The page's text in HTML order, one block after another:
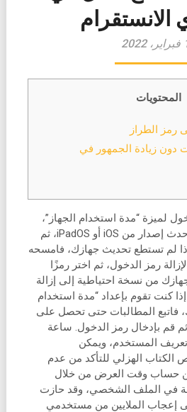
المحتويات
رمز الطراز
دون زيادة الجمهور في
لميزة “مدة استخدام الجهاز”،
قم بتحديث الجهاز إلى أحدث إصدار من iOS أو iPadOS، ثم
لم تستطع تحديث جهازك، فامسحه
رمز الدخول، ثم اختر رمزًا
من نسخة احتياطية إلى إزالة
كنت تقوم بإعداد “مدة استخدام
فاتبع المطالبات حتى تحصل على
ثم قم بإدخال رمز الدخول. ساعة
المستخدم، ويمكن
الهزلي للتأكد من عدم
24 ساعة من حساب وقت العرض من خلال
في الملف الشخصي، وقد حازت
إعجاب الملايين من مستخدمي